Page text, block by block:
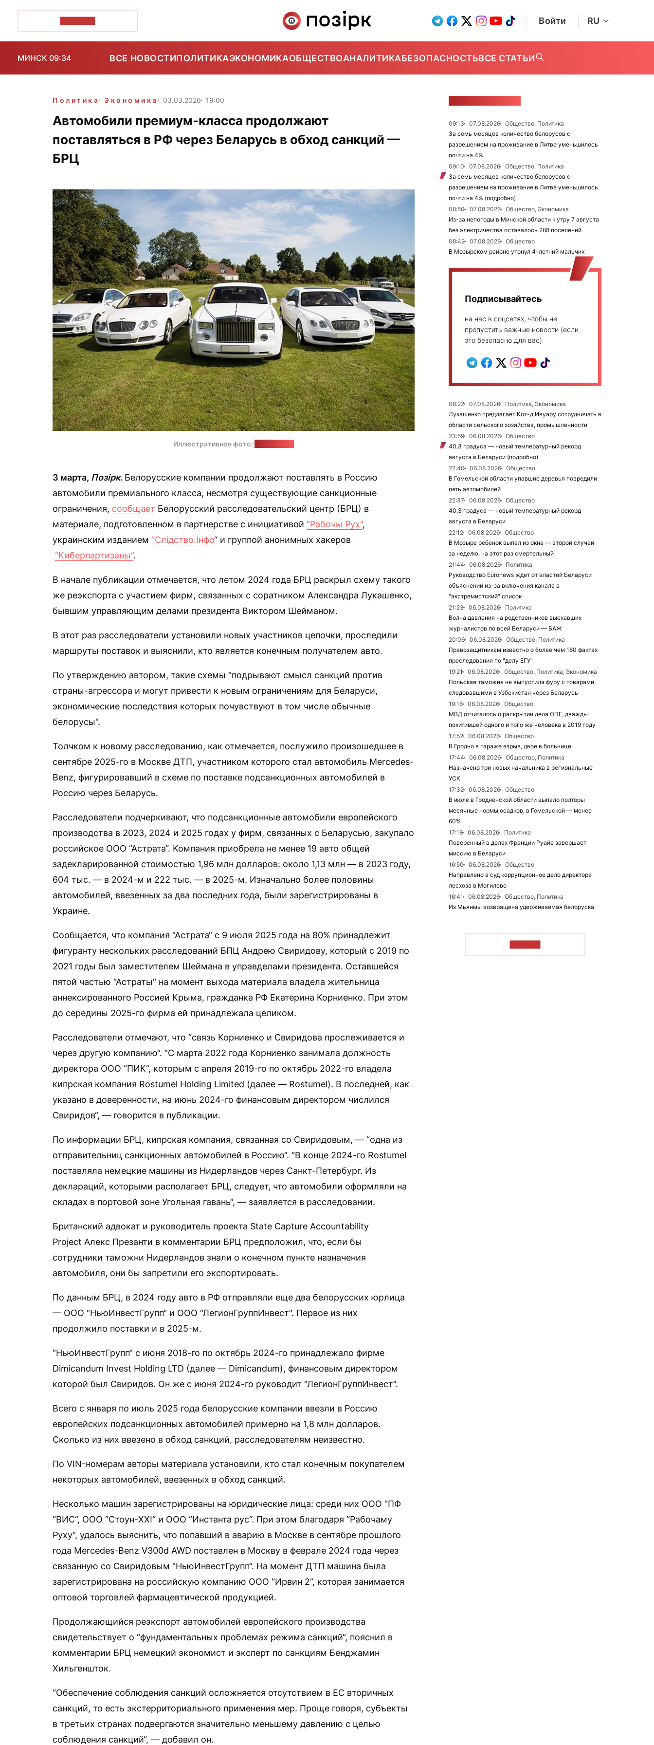
Войти RU
МИНСК 09:34 ВСЕ НОВОСТИПОЛИТИКАЭКОНОМИКАОБЩЕСТВОАНАЛИТИКАБЕЗОПАСНОСТЬВСЕ СТАТЬИ
Политика Экономика 03.03.2026 19:00
Автомобили премиум-класса продолжают
поставляться в РФ через Беларусь в обход санкций —
БРЦ
Иллюстративное фото:
3 марта, Позірк. Белорусские компании продолжают поставлять в Россию
автомобили премиального класса, несмотря существующие санкционные
ограничения, сообщает Белорусский расследовательский центр (БРЦ) в
материале, подготовленном в партнерстве с инициативой “Рабочы Рух“,
украинским изданием “Слідство.Інфо“ и группой анонимных хакеров
“Киберпартизаны“.
В начале публикации отмечается, что летом 2024 года БРЦ раскрыл схему такого
же реэкспорта с участием фирм, связанных с соратником Александра Лукашенко,
бывшим управляющим делами президента Виктором Шейманом.
В этот раз расследователи установили новых участников цепочки, проследили
маршруты поставок и выяснили, кто является конечным получателем авто.
По утверждению автором, такие схемы “подрывают смысл санкций против
страны-агрессора и могут привести к новым ограничениям для Беларуси,
экономические последствия которых почувствуют в том числе обычные
белорусы“.
Толчком к новому расследованию, как отмечается, послужило произошедшее в
сентябре 2025-го в Москве ДТП, участником которого стал автомобиль Mercedes-
Benz, фигурировавший в схеме по поставке подсанкционных автомобилей в
Россию через Беларусь.
Расследователи подчеркивают, что подсанкционные автомобили европейского
производства в 2023, 2024 и 2025 годах у фирм, связанных с Беларусью, закупало
российское ООО “Астрата“. Компания приобрела не менее 19 авто общей
задекларированной стоимостью 1,96 млн долларов: около 1,13 млн — в 2023 году,
604 тыс. — в 2024-м и 222 тыс. — в 2025-м. Изначально более половины
автомобилей, ввезенных за два последних года, были зарегистрированы в
Украине.
Сообщается, что компания “Астрата“ с 9 июля 2025 года на 80% принадлежит
фигуранту нескольких расследований БПЦ Андрею Свиридову, который с 2019 по
2021 годы был заместителем Шеймана в управделами президента. Оставшейся
пятой частью “Астраты“ на момент выхода материала владела жительница
аннексированного Россией Крыма, гражданка РФ Екатерина Корниенко. При этом
до середины 2025-го фирма ей принадлежала целиком.
Расследователи отмечают, что “связь Корниенко и Свиридова прослеживается и
через другую компанию“. “С марта 2022 года Корниенко занимала должность
директора ООО “ПИК“, которым с апреля 2019-го по октябрь 2022-го владела
кипрская компания Rostumel Holding Limited (далее — Rostumel). В последней, как
указано в доверенности, на июнь 2024-го финансовым директором числился
Свиридов“, — говорится в публикации.
По информации БРЦ, кипрская компания, связанная со Свиридовым, — “одна из
отправительниц санкционных автомобилей в Россию“. “В конце 2024-го Rostumel
поставляла немецкие машины из Нидерландов через Санкт-Петербург. Из
деклараций, которыми располагает БРЦ, следует, что автомобили оформляли на
складах в портовой зоне Угольная гавань“, — заявляется в расследовании.
Британский адвокат и руководитель проекта State Capture Accountability
Project Алекс Презанти в комментарии БРЦ предположил, что, если бы
сотрудники таможни Нидерландов знали о конечном пункте назначения
автомобиля, они бы запретили его экспортировать.
По данным БРЦ, в 2024 году авто в РФ отправляли еще два белорусских юрлица
— ООО “НьюИнвестГрупп“ и ООО “ЛегионГруппИнвест“. Первое из них
продолжило поставки и в 2025-м.
“НьюИнвестГрупп“ с июня 2018-го по октябрь 2024-го принадлежало фирме
Dimicandum Invest Holding LTD (далее — Dimicandum), финансовым директором
которой был Свиридов. Он же с июня 2024-го руководит “ЛегионГруппИнвест“.
Всего с января по июль 2025 года белорусские компании ввезли в Россию
европейских подсанкционных автомобилей примерно на 1,8 млн долларов.
Сколько из них ввезено в обход санкций, расследователям неизвестно.
По VIN-номерам авторы материала установили, кто стал конечным покупателем
некоторых автомобилей, ввезенных в обход санкций.
Несколько машин зарегистрированы на юридические лица: среди них ООО “ПФ
“ВИС“, ООО “Стоун-XXI“ и ООО “Инстанта рус“. При этом благодаря “Рабочаму
Руху“, удалось выяснить, что попавший в аварию в Москве в сентябре прошлого
года Mercedes-Benz V300d AWD поставлен в Москву в феврале 2024 года через
связанную со Свиридовым “НьюИнвестГрупп“. На момент ДТП машина была
зарегистрирована на российскую компанию ООО “Ирвин 2“, которая занимается
оптовой торговлей фармацевтической продукцией.
Продолжающийся реэкспорт автомобилей европейского производства
свидетельствует о “фундаментальных проблемах режима санкций“, пояснил в
комментарии БРЦ немецкий экономист и эксперт по санкциям Бенджамин
Хильгеншток.
“Обеспечение соблюдения санкций осложняется отсутствием в ЕС вторичных
санкций, то есть экстерриториального применения мер. Проще говоря, субъекты
в третьих странах подвергаются значительно меньшему давлению с целью
соблюдения санкций“, — добавил он.
09:13 07.08.2026
Общество, Политика
За семь месяцев количество белорусов с
разрешением на проживание в Литве уменьшилось
почти на 4%
09:10
07.08.2026
Общество, Политика
За семь месяцев количество белорусов с
разрешением на проживание в Литве уменьшилось
почти на 4% (подробно)
08:50
07.08.2026
Общество, Экономика
Из-за непогоды в Минской области к утру 7 августа
без электричества оставалось 288 поселений
08:42
07.08.2026
Общество
В Мозырском районе утонул 4-летний мальчик
Подписывайтесь
на нас в соцсетях, чтобы не
пропустить важные новости (если
это безопасно для вас)
08:22 07.08.2026
Политика, Экономика
Лукашенко предлагает Кот-д'Ивуару сотрудничать в
области сельского хозяйства, промышленности
23:59
06.08.2026
Общество
40,3 градуса — новый температурный рекорд
августа в Беларуси (подробно)
22:40
06.08.2026
Общество
В Гомельской области упавшие деревья повредили
пять автомобилей
22:37
06.08.2026
Общество
40,3 градуса — новый температурный рекорд
августа в Беларуси
22:12
06.08.2026
Общество
В Мозыре ребенок выпал из окна — второй случай
за неделю, на этот раз смертельный
21:44
06.08.2026
Политика
Руководство Euronews ждет от властей Беларуси
объяснений из-за включения канала в
"экстремистский" список
21:23
06.08.2026
Политика
Волна давления на родственников выехавших
журналистов по всей Беларуси — БАЖ
20:06
06.08.2026
Общество, Политика
Правозащитникам известно о более чем 180 фактах
преследования по "делу ЕГУ"
19:21
06.08.2026
Общество, Политика, Экономика
Польская таможня не выпустила фуру с товарами,
следовавшими в Узбекистан через Беларусь
19:16
06.08.2026
Общество
МВД отчиталось о раскрытии дела ОПГ, дважды
похитившей одного и того же человека в 2019 году
17:52
06.08.2026
Общество
В Гродно в гараже взрыв, двое в больнице
17:44
06.08.2026
Общество, Политика
Назначено три новых начальника в региональные
УСК
17:32
06.08.2026
Общество
В июле в Гродненской области выпало полторы
месячные нормы осадков, в Гомельской — менее
60%
17:18
06.08.2026
Политика
Поверенный в делах Франции Руайе завершает
миссию в Беларуси
16:50
06.08.2026
Общество
Направлено в суд коррупционное дело директора
лесхоза в Могилеве
16:41
06.08.2026
Общество, Политика
Из Мьянмы возвращена удерживаемая белоруска